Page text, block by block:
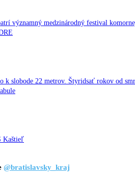
významný medzinárodný festival
k slobode 22 metrov. Štyridsať rokov od
Kaštieľ
@bratislavsky_kraj